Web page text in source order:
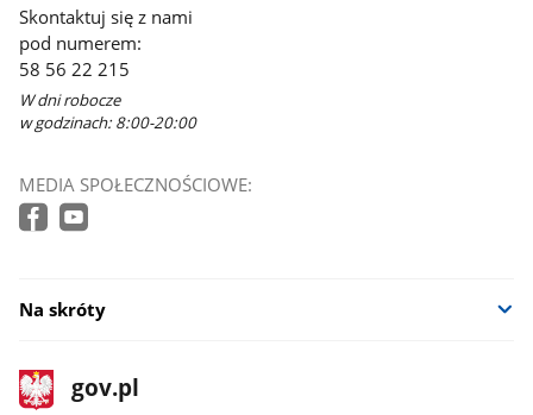
Skontaktuj się z nami
pod numerem:
58 56 22 215
W dni robocze
w godzinach: 8:00-20:00
MEDIA SPOŁECZNOŚCIOWE:
Na skróty
stopka
gov.pl
Strona
gov.pl